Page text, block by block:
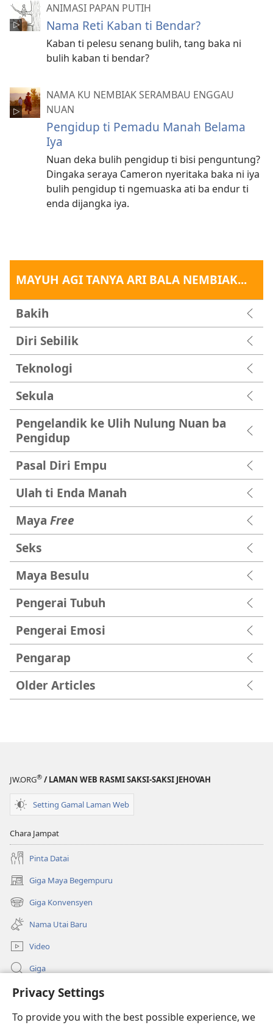
Privacy Settings
To provide you with the best possible experience, we
ANIMASI PAPAN PUTIH
Nama Reti Kaban ti Bendar?
Kaban ti pelesu senang bulih, tang baka ni
bulih kaban ti bendar?
NAMA KU NEMBIAK SERAMBAU ENGGAU
NUAN
Pengidup ti Pemadu Manah Belama
Iya
Nuan deka bulih pengidup ti bisi penguntung?
Dingaka seraya Cameron nyeritaka baka ni iya
bulih pengidup ti ngemuaska ati ba endur ti
enda dijangka iya.
MAYUH AGI TANYA ARI BALA NEMBIAK...
Bakih
Diri Sebilik
Teknologi
Sekula
Pengelandik ke Ulih Nulung Nuan ba
Pengidup
Pasal Diri Empu
Ulah ti Enda Manah
Maya Free
Seks
Maya Besulu
Pengerai Tubuh
Pengerai Emosi
Pengarap
Older Articles
JW.ORG® / LAMAN WEB RASMI SAKSI-SAKSI JEHOVAH
Setting Gamal Laman Web
Chara Jampat
Pinta Datai
Giga Maya Begempuru
(opens
new
window)
Giga Konvensyen
(opens
new
window)
Nama Utai Baru
Video
Giga
Penerang Global
Duit Pemeri